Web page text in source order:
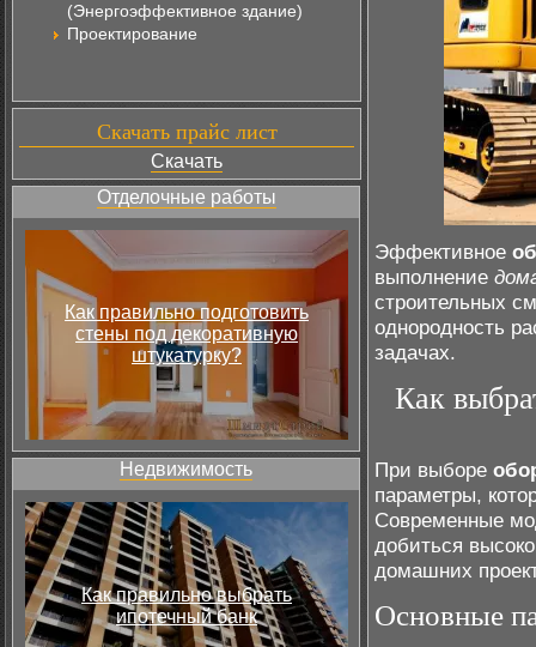
(Энергоэффективное здание)
Проектирование
Скачать прайс лист
Скачать
Отделочные работы
Как правильно подготовить
стены под декоративную
штукатурку?
Недвижимость
Как правильно выбрать
ипотечный банк
Эффективное
выполнение
строительных
однородность
задачах.
Как
При выборе
параметры,
Современные
добиться
домашних
Основные